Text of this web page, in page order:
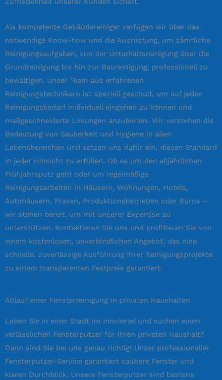
Als kompetente Gebäudereiniger verfügen wir über das
notwendige Know-how und die Ausrüstung, um sämtliche
Reinigungsaufgaben, von der Unterhaltsreinigung über die
Grundreinigung bis hin zur Baureinigung, professionell zu
bewältigen. Unser Team aus erfahrenen
Reinigungstechnikern ist speziell geschult, um auf jeden
Reinigungsbedarf individuell eingehen zu können und
maßgeschneiderte Lösungen anzubieten. Wir verstehen die
Bedeutung von Sauberkeit und Hygiene in allen
Lebensbereichen und setzen uns dafür ein, diesen Standard
in jeder Hinsicht zu erfüllen. Ob es um den alljährlichen
Frühjahrsputz geht oder um regelmäßige
Reinigungsarbeiten in Häusern, Wohnungen, Hotels,
Autohäusern, Praxen, Produktionsbetrieben oder Büros –
wir stehen bereit, um mit unserer Expertise zu
unterstützen. Kontaktieren Sie uns und profitieren Sie von
einem kostenlosen, unverbindlichen Angebot, das eine
schnelle, zuverlässige Ausführung Ihrer Reinigungsprojekte
zu einem transparenten Festpreis garantiert.
Ablauf einer Fensterreinigung in privaten Haushalten
Leben Sie in einer Stadt im Innviertel und suchen einen
verlässlichen Fensterputzer für Ihren privaten Haushalt?
Dann sind Sie bei uns genau richtig! Unser professioneller
Fensterputzer-Service garantiert saubere Fenster und
klaren Durchblick. Unsere Fensterputzer sind bestens